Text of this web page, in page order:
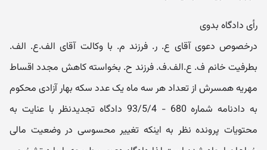
رأی دادگاه بدوی
درخصوص دعوی آقای ع. ر. فرزند م. با وکالت آقای الف.ع. الف.
بطرفیت خانم ف. ع.الف.ف. فرزند ح. بخواسته کاهش مجدد اقساط
مهریه همسرش از تعداد هر سه ماه یک عدد سکه بهار آزادی محکوم
به دادنامه شماره 680 - 93/5/4 دادگاه تجدیدنظر با عنایت به
محتویات پرونده نظر به اینکه تغییر محسوسی در وضعیت مالی